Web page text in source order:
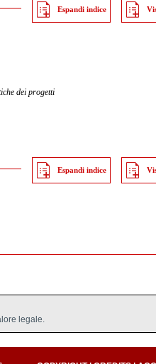
Espandi indice
dei progetti
Espandi indice
legale.